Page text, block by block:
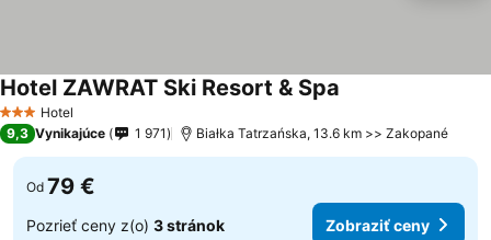
3 Počet hviezdičiek
Hotel
Hotel ZAWRAT Ski Resort & Spa
9,3 Vynikajúce 1 971 Białka Tatrzańska, 13.6 km >> Zakopané
Od 79 €
Pozrieť ceny z(o) 3 stránok Zobraziť ceny